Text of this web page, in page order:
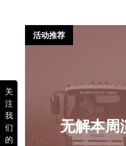
关
注
我
们
的
无解本周
活动推荐